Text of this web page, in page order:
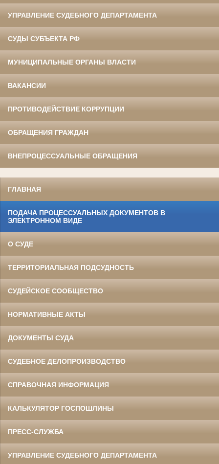
УПРАВЛЕНИЕ СУДЕБНОГО ДЕПАРТАМЕНТА
СУДЫ СУБЪЕКТА РФ
МУНИЦИПАЛЬНЫЕ ОРГАНЫ ВЛАСТИ
ВАКАНСИИ
ПРОТИВОДЕЙСТВИЕ КОРРУПЦИИ
ОБРАЩЕНИЯ ГРАЖДАН
ВНЕПРОЦЕССУАЛЬНЫЕ ОБРАЩЕНИЯ
ГЛАВНАЯ
ПОДАЧА ПРОЦЕССУАЛЬНЫХ ДОКУМЕНТОВ В
ЭЛЕКТРОННОМ ВИДЕ
О СУДЕ
ТЕРРИТОРИАЛЬНАЯ ПОДСУДНОСТЬ
СУДЕЙСКОЕ СООБЩЕСТВО
НОРМАТИВНЫЕ АКТЫ
ДОКУМЕНТЫ СУДА
СУДЕБНОЕ ДЕЛОПРОИЗВОДСТВО
СПРАВОЧНАЯ ИНФОРМАЦИЯ
КАЛЬКУЛЯТОР ГОСПОШЛИНЫ
ПРЕСС-СЛУЖБА
УПРАВЛЕНИЕ СУДЕБНОГО ДЕПАРТАМЕНТА